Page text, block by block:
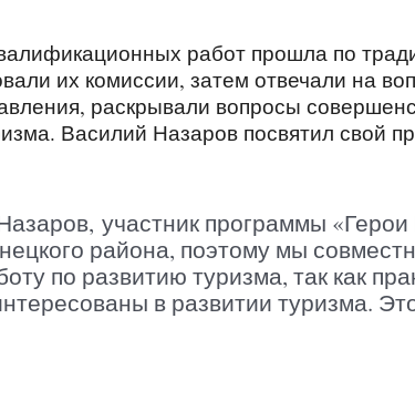
работ прошла по
их комиссии, затем отвечали на
раскрывали вопросы
Василий Назаров посвятил свой
участник программы
района, поэтому мы
по развитию туризма, так как
в развитии туризма.